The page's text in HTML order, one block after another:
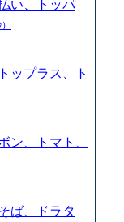
い、トッパ
ップラス、ト
ン、トマト、
ば、ドラタ